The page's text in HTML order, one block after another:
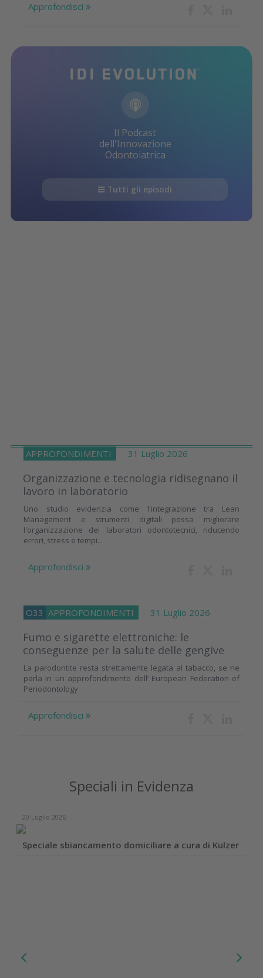
Approfondisci
Il Podcast
dell'Innovazione
Odontoiatrica
Tutti gli episodi
APPROFONDIMENTI 31 Luglio 2026
Organizzazione e tecnologia ridisegnano il
lavoro in laboratorio
Uno studio evidenzia come l'integrazione tra Lean
Management e strumenti digitali possa migliorare
l'organizzazione dei laboratori odontotecnici, riducendo
errori, stress e tempi...
Approfondisci
O33 APPROFONDIMENTI 31 Luglio 2026
Fumo e sigarette elettroniche: le
conseguenze per la salute delle gengive
La parodontite resta strettamente legata al tabacco, se ne
parla in un approfondimento dell’ European Federation of
Periodontology
Approfondisci
Speciali in Evidenza
20 Luglio 2026
Speciale sbiancamento domiciliare a cura di Kulzer